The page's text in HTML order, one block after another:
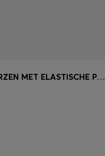
SUÈDE ENKELLAARZEN MET ELASTISCHE PANELEN